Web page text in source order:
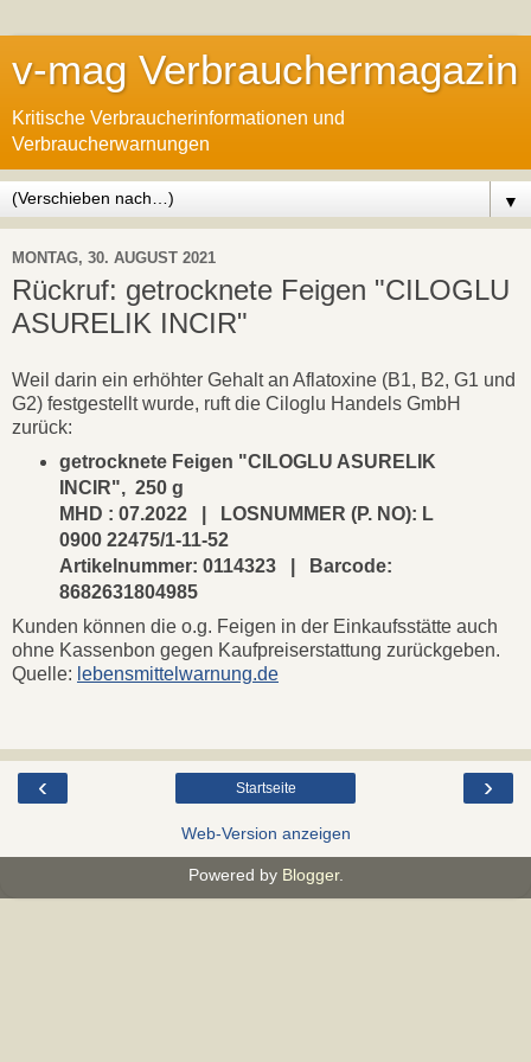
v-mag Verbrauchermagazin
Kritische Verbraucherinformationen und
Verbraucherwarnungen
▼
MONTAG, 30. AUGUST 2021
Rückruf: getrocknete Feigen "CILOGLU
ASURELIK INCIR"
Weil darin ein erhöhter Gehalt an Aflatoxine (B1, B2, G1 und
G2) festgestellt wurde, ruft die Ciloglu Handels GmbH
zurück:
getrocknete Feigen "CILOGLU ASURELIK
INCIR", 250 g
MHD : 07.2022 | LOSNUMMER (P. NO): L
0900 22475/1-11-52
Artikelnummer: 0114323 | Barcode:
8682631804985
Kunden können die o.g. Feigen in der Einkaufsstätte auch
ohne Kassenbon gegen Kaufpreiserstattung zurückgeben.
Quelle: lebensmittelwarnung.de
‹ ›
Startseite
Web-Version anzeigen
Powered by Blogger.